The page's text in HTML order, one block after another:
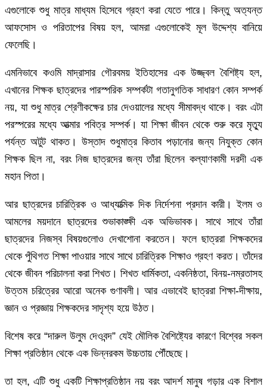
এগুলোকে শুধু মাত্র মাধ্যম হিসেবে গ্রহণ করা যেতে পারে। কিন্তু অত্যন্ত
আফসোস ও পরিতাপের বিষয় হল, আমরা এগুলোকেই মূল উদ্দেশ্য বানিয়ে
ফেলেছি।
এমনিভাবে কওমি মাদ্রাসার গৌরবময় ইতিহাসের এক উজ্জ্বল বৈশিষ্ট্য হল,
এখানের শিক্ষক ছাত্রদের পারস্পরিক সম্পর্কটা গতানুগতিক সাধারণ কোন সম্পর্ক
নয়, যা শুধু মাত্র শ্রেণীকক্ষের চার দেওয়ালের মধ্যে সীমাবদ্ধ থাকে। বরং এটা
পরস্পরের মধ্যে আত্মার পবিত্র সম্পর্ক। যা শিক্ষা জীবন থেকে শুরু করে মৃত্যু
পর্যন্ত অটুট থাকত। উস্তাদ শুধুমাত্র কিতাব পড়ানোর জন্য নিযুক্ত কোন
শিক্ষক ছিল না, বরং নিজ ছাত্রদের জন্য তাঁরা ছিলেন কল্যাণকামী দরদী এক
মহান পিতা।
আর ছাত্রদের চারিত্রিক ও আধ্যাত্মিক দিক নির্দেশনা প্রদান কারী। ইলম ও
আমলের ময়দানে ছাত্রদের শুভাকাঙ্ক্ষী এক অভিভাবক। সাথে সাথে তাঁরা
ছাত্রদের নিজস্ব বিষয়গুলোও দেখাশোনা করতেন। ফলে ছাত্ররা শিক্ষকদের
থেকে পুঁথিগত শিক্ষা পাওয়ার সাথে সাথে চারিত্রিক শিক্ষাও গ্রহণ করত। তাঁদের
থেকে জীবন পরিচালনা করা শিখত। শিখত ধার্মিকতা, একনিষ্ঠতা, বিনয়-নম্রতাসহ
উত্তম চরিত্রের আরো অনেক গুণাবলী। আর এভাবেই ছাত্ররা শিক্ষা-দীক্ষায়,
জ্ঞান ও প্রজ্ঞায় শিক্ষকদের সাদৃশ্য হয়ে উঠত।
বিশেষ করে “দারুল উলুম দেওবন্দ” যেই মৌলিক বৈশিষ্ট্যের কারণে বিশ্বের সকল
শিক্ষা প্রতিষ্ঠান থেকে এক ভিন্নরকম উচ্চতায় পৌঁছেছে।
তা হল, এটি শুধু একটি শিক্ষাপ্রতিষ্ঠান নয় বরং আদর্শ মানুষ গড়ার এক বিশাল